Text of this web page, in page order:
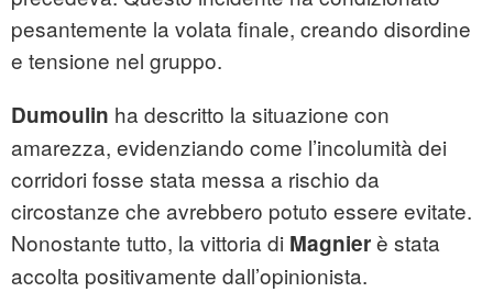
pesantemente la volata finale, creando disordine
e tensione nel gruppo.
Dumoulin ha descritto la situazione con
amarezza, evidenziando come l’incolumità dei
corridori fosse stata messa a rischio da
circostanze che avrebbero potuto essere evitate.
Nonostante tutto, la vittoria di Magnierè stata
accolta positivamente dall’opinionista.